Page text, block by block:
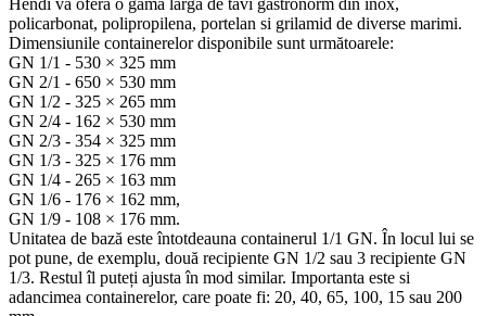
policarbonat, polipropilena, portelan si grilamid de diverse marimi.
Dimensiunile containerelor disponibile sunt următoarele:
GN 1/1 - 530 × 325 mm
GN 2/1 - 650 × 530 mm
GN 1/2 - 325 × 265 mm
GN 2/4 - 162 × 530 mm
GN 2/3 - 354 × 325 mm
GN 1/3 - 325 × 176 mm
GN 1/4 - 265 × 163 mm
GN 1/6 - 176 × 162 mm,
GN 1/9 - 108 × 176 mm.
Unitatea de bază este întotdeauna containerul 1/1 GN. În locul lui se
pot pune, de exemplu, două recipiente GN 1/2 sau 3 recipiente GN
1/3. Restul îl puteți ajusta în mod similar. Importanta este si
adancimea containerelor, care poate fi: 20, 40, 65, 100, 15 sau 200